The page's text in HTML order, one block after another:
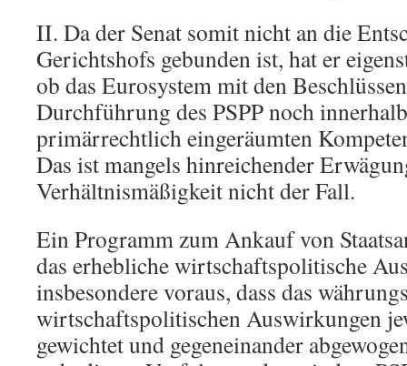
II. Da der Senat somit nicht an die
Gerichtshofs gebunden ist, hat er
ob das Eurosystem mit den
Durchführung des PSPP noch
primärrechtlich eingeräumten
Das ist mangels hinreichender
Verhältnismäßigkeit nicht der Fall.
Ein Programm zum Ankauf von
das erhebliche wirtschaftspolitische
insbesondere voraus, dass das
wirtschaftspolitischen Auswirkungen
gewichtet und gegeneinander